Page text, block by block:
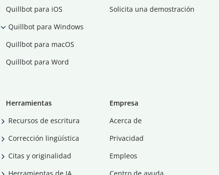
Quillbot para iOS
Quillbot para Windows
Quillbot para macOS
Quillbot para Word
Solicita una demostración
Herramientas
Recursos de escritura
Corrección lingüística
Citas y originalidad
Empresa
Acerca de
Privacidad
Empleos